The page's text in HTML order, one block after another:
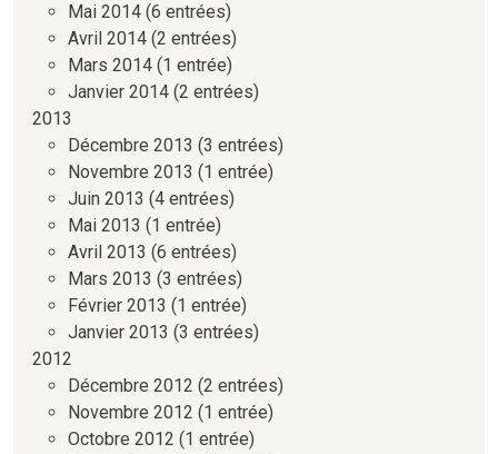
Mai 2014 (6 entrées)
Avril 2014 (2 entrées)
Mars 2014 (1 entrée)
Janvier 2014 (2 entrées)
2013
Décembre 2013 (3 entrées)
Novembre 2013 (1 entrée)
Juin 2013 (4 entrées)
Mai 2013 (1 entrée)
Avril 2013 (6 entrées)
Mars 2013 (3 entrées)
Février 2013 (1 entrée)
Janvier 2013 (3 entrées)
2012
Décembre 2012 (2 entrées)
Novembre 2012 (1 entrée)
Octobre 2012 (1 entrée)